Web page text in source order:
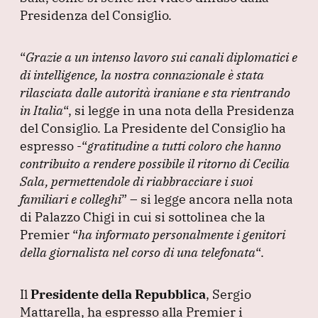
Presidenza del Consiglio.
“Grazie a un intenso lavoro sui canali diplomatici e
di intelligence, la nostra connazionale è stata
rilasciata dalle autorità iraniane e sta rientrando
in Italia“, si legge in una nota della Presidenza
del Consiglio. La Presidente del Consiglio ha
espresso -“gratitudine a tutti coloro che hanno
contribuito a rendere possibile il ritorno di Cecilia
Sala, permettendole di riabbracciare i suoi
familiari e colleghi” – si legge ancora nella nota
di Palazzo Chigi in cui si sottolinea che la
Premier “ha informato personalmente i genitori
della giornalista nel corso di una telefonata“.
IlPresidente della Repubblica, Sergio
Mattarella, ha espresso alla Premier i